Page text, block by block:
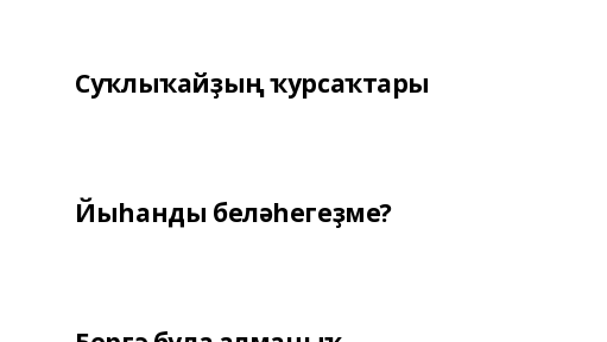
Суҡлыҡайҙың ҡурсаҡтары
Йыһанды беләһегеҙме?